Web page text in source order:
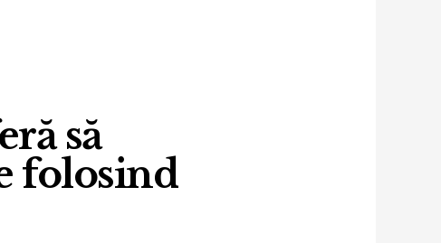
să
folosind